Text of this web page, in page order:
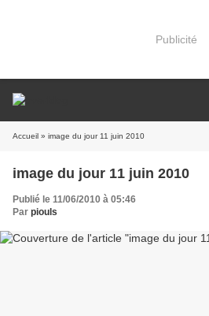
Publicité
Accueil » image du jour 11 juin 2010
image du jour 11 juin 2010
Publié le 11/06/2010 à 05:46
Par piouls